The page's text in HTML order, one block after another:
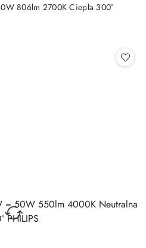
806lm 2700K Ciepła 300°